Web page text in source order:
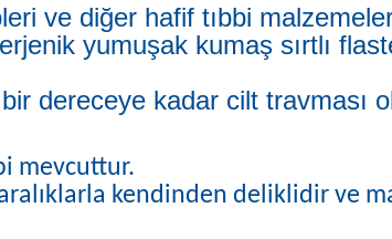
ve diğer hafif tıbbi
yumuşak kumaş sırtlı
dereceye kadar cilt travması
mevcuttur.
kendinden deliklidir ve